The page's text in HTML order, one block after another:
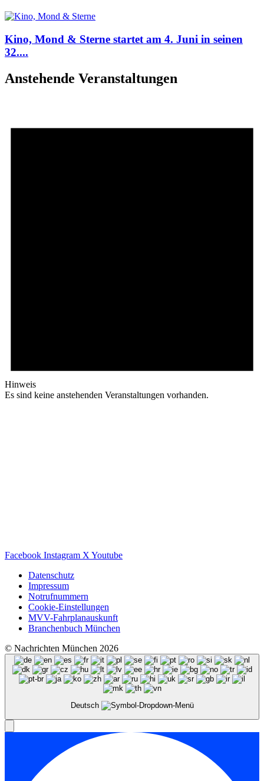
Kino, Mond & Sterne startet am 4. Juni in seinen
32....
Anstehende Veranstaltungen
Hinweis
Es sind keine anstehenden Veranstaltungen vorhanden.
Facebook Instagram X Youtube
Datenschutz
Impressum
Notrufnummern
Cookie-Einstellungen
MVV-Fahrplanauskunft
Branchenbuch München
© Nachrichten München 2026
Deutsch